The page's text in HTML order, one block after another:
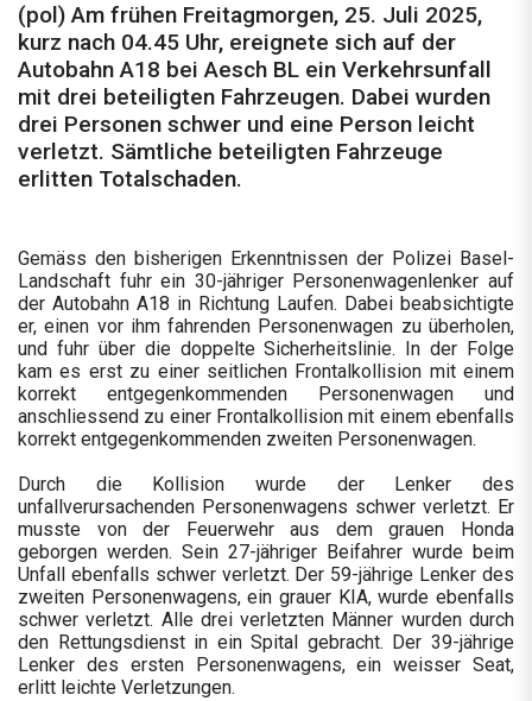
(pol) Am frühen Freitagmorgen, 25. Juli 2025,
kurz nach 04.45 Uhr, ereignete sich auf der
Autobahn A18 bei Aesch BL ein Verkehrsunfall
mit drei beteiligten Fahrzeugen. Dabei wurden
drei Personen schwer und eine Person leicht
verletzt. Sämtliche beteiligten Fahrzeuge
erlitten Totalschaden.
Gemäss den bisherigen Erkenntnissen der Polizei Basel-
Landschaft fuhr ein 30-jähriger Personenwagenlenker auf
der Autobahn A18 in Richtung Laufen. Dabei beabsichtigte
er, einen vor ihm fahrenden Personenwagen zu überholen,
und fuhr über die doppelte Sicherheitslinie. In der Folge
kam es erst zu einer seitlichen Frontalkollision mit einem
korrekt entgegenkommenden Personenwagen und
anschliessend zu einer Frontalkollision mit einem ebenfalls
korrekt entgegenkommenden zweiten Personenwagen.
Durch die Kollision wurde der Lenker des
unfallverursachenden Personenwagens schwer verletzt. Er
musste von der Feuerwehr aus dem grauen Honda
geborgen werden. Sein 27-jähriger Beifahrer wurde beim
Unfall ebenfalls schwer verletzt. Der 59-jährige Lenker des
zweiten Personenwagens, ein grauer KIA, wurde ebenfalls
schwer verletzt. Alle drei verletzten Männer wurden durch
den Rettungsdienst in ein Spital gebracht. Der 39-jährige
Lenker des ersten Personenwagens, ein weisser Seat,
erlitt leichte Verletzungen.